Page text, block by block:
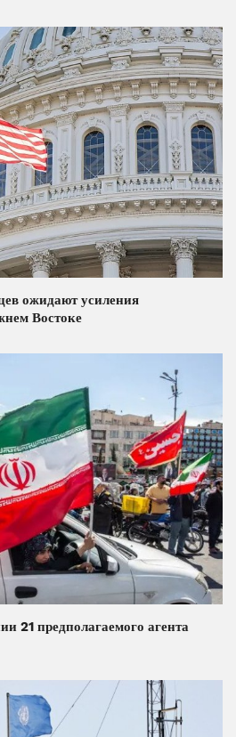
ожидают усиления
Востоке
21 предполагаемого агента